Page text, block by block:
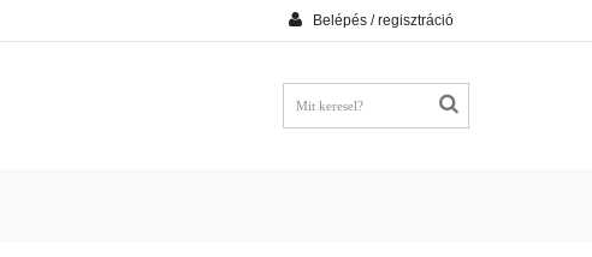
Belépés / regisztráció